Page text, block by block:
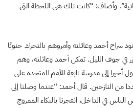
وأضاف: “كانت تلك هي اللحظة التي
سراح أحمد وعائلته وأمروهم بالتحرك جنوبًا
في جوف الليل. تمكن أحمد وعائلته، وهم
أخيرا إلى مدرسة تابعة للأمم المتحدة على
من النازحين. قال أحمد: “عندما وصلنا إلى
في الداخل، انفجرنا بالبكاء الممزوج